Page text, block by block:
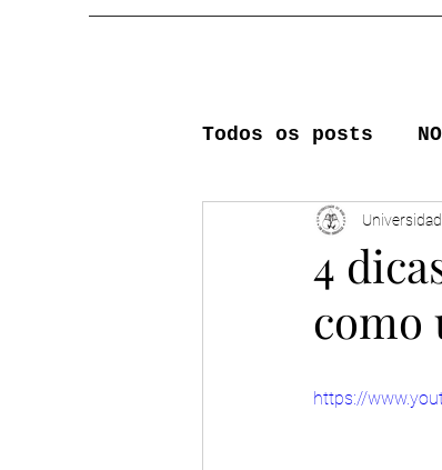
Todos os posts
4
como
https://